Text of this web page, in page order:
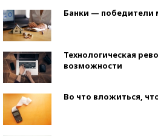
Банки —
Технологическая
возможности
Во что вложиться,